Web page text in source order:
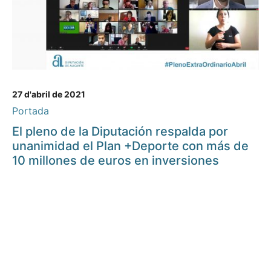
27 d'abril de 2021
Portada
El pleno de la Diputación respalda por
unanimidad el Plan +Deporte con más de
10 millones de euros en inversiones